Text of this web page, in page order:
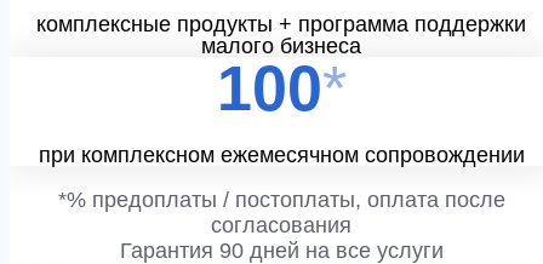
комплексные продукты + программа поддержки
малого бизнеса
100*
при комплексном ежемесячном сопровождении
*% предоплаты / постоплаты, оплата после
согласования
Гарантия 90 дней на все услуги